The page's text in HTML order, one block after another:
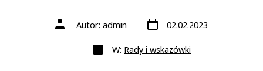
Autor
wpisuAutor: admin Data
wpisu02.02.2023
Kategorie
W: Rady i wskazówki